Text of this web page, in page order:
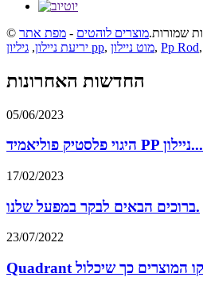
מוצרים לוהטים - מפת אתר
יריעת ניילון, גיליון pp, מוט ניילון, Pp Rod,
החדשות האחרונות
05/06/2023
היגוי פלסטיק פוליאמיד PP ניילון...
17/02/2023
ברוכים הבאים לבקר במפעל שלנו.
23/07/2022